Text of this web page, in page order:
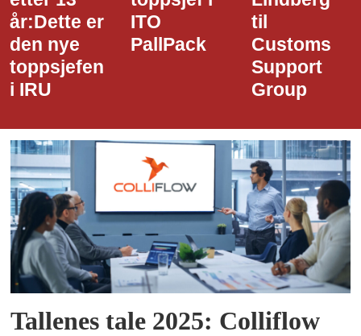
ITO
PallPack
til
Customs
i Narvik
Havn
Tallenes tale 2025: Colliflow